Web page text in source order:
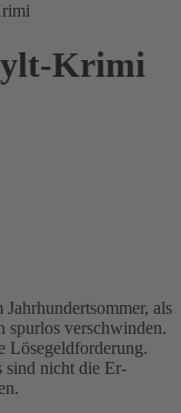
Krimi
als
spurlos verschwinden.
Lösegeldforderung.
sind nicht die Er-